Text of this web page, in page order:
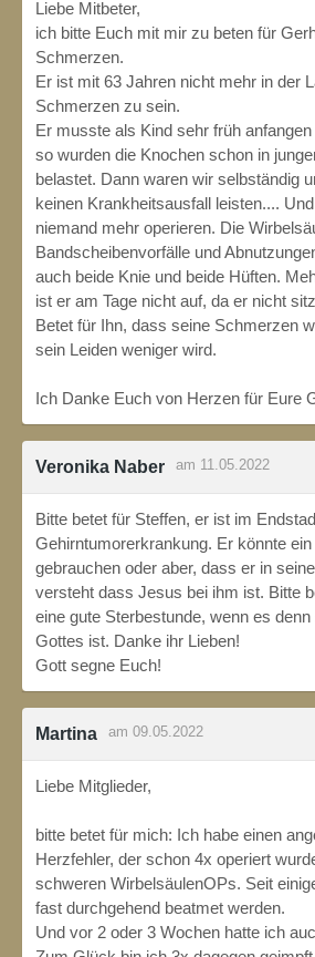
Liebe Mitbeter,
ich bitte Euch mit mir zu beten für
Schmerzen.
Er ist mit 63 Jahren nicht mehr in der
Schmerzen zu sein.
Er musste als Kind sehr früh
so wurden die Knochen schon in
belastet. Dann waren wir selbständig
keinen Krankheitsausfall leisten....
niemand mehr operieren. Die
Bandscheibenvorfälle und
auch beide Knie und beide Hüften.
ist er am Tage nicht auf, da er nicht
Betet für Ihn, dass seine Schmerzen
sein Leiden weniger wird.
Ich Danke Euch von Herzen für Eure
Veronika Naber am 11.05.2022
Bitte betet für Steffen, er ist im
Gehirntumorerkrankung. Er könnte
gebrauchen oder aber, dass er in
versteht dass Jesus bei ihm ist. Bitte
eine gute Sterbestunde, wenn es
Gottes ist. Danke ihr Lieben!
Gott segne Euch!
Martina am 09.05.2022
Liebe Mitglieder,
bitte betet für mich: Ich habe einen
Herzfehler, der schon 4x operiert
schweren WirbelsäulenOPs. Seit
fast durchgehend beatmet werden.
Und vor 2 oder 3 Wochen hatte ich